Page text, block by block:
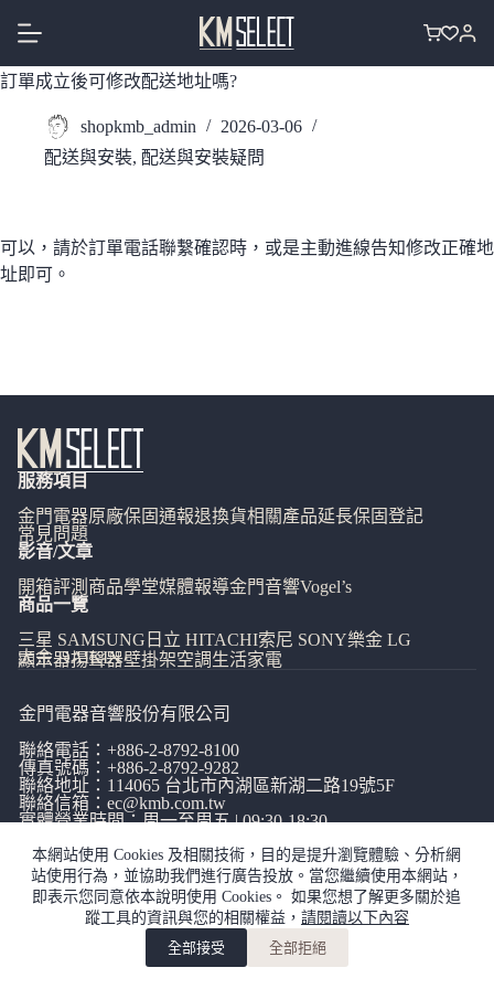
主
要
本網站使用 Cookies 及相關技術，目的是提升瀏覽體驗、分析網
站使用行為，並協助我們進行廣告投放。當您繼續使用本網站，
即表示您同意依本說明使用 Cookies。 如果您想了解更多關於追
蹤工具的資訊與您的相關權益， 請閱讀以下內容
全部接受
全部拒絕
購
訂單成立後可修改配送地址嗎?
shopkmb_admin
2026-03-06
配送與安裝, 配送與安裝疑問
可以，請於訂單電話聯繫確認時，或是主動進線告知修改正確地
址即可。
服務項目
金門電器原廠保固通報退換貨相關產品延長保固登記
常見問題
影音/文章
開箱評測 商品學堂媒體報導金門音響Vogel’s
商品一覽
三星 SAMSUNG 日立 HITACHI索尼 SONY樂金 LG
大金 DAIKIN
顯示器揚聲器壁掛架空調生活家電
金門電器音響股份有限公司
聯絡電話： +886-2-8792-8100
傳真號碼：+886-2-8792-9282
聯絡地址：114065 台北市內湖區新湖二路19號5F
聯絡信箱： ec@kmb.com.tw
實體營業時間：周一至周五 | 09:30-18:30
網站使用條款 隱私權政策
copyright©金門電器音響有限公司